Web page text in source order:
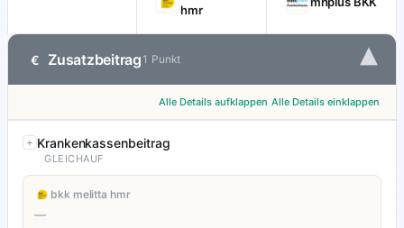
hmr
€ Zusatzbeitrag 1 Punkt ▾
Alle Details aufklappen Alle Details einklappen
Krankenkassenbeitrag
GLEICHAUF
bkk melitta hmr
—